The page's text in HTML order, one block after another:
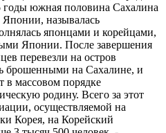
южная половина Сахалина
Японии, называлась
японцами и корейцами,
Японии. После завершения
перевезли на остров
брошенными на Сахалине, и
в массовом порядке
родину. Всего за этот
осуществляемой на
Корея, на Корейский